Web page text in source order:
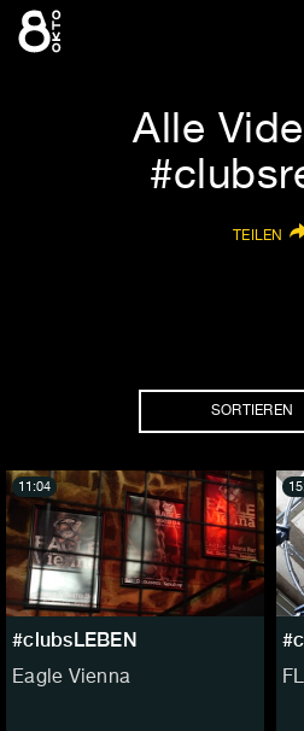
Zum
Inhalt
Alle
TEILEN
SORTIEREN
#clubsLEBEN
Eagle Vienna
11:04